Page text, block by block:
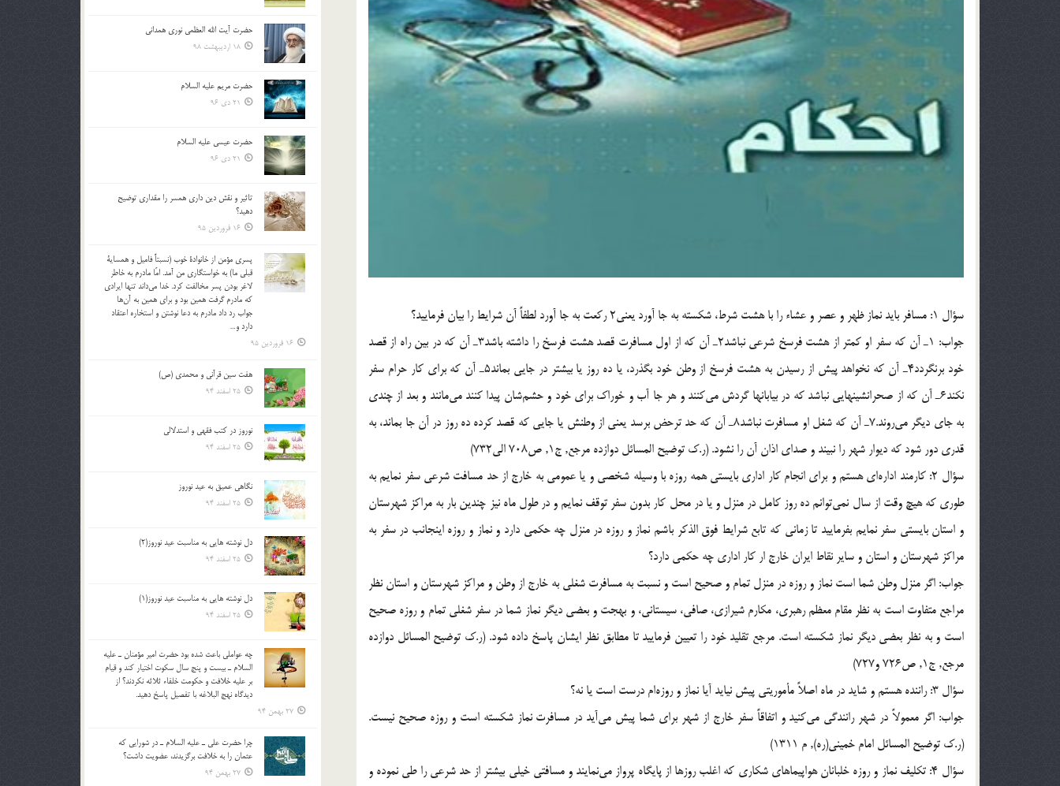
سؤال 1: مسافر بايد نماز ظهر و عصر و عشاء را با هشت شرط، شكسته به جا آورد يعني2 ركعت به جا آورد لطفاً آن شرايط را بيان فرماييد؟
جواب: 1ـ آن كه سفر او كمتر از هشت فرسخ شرعي نباشد2ـ آن كه از اول مسافرت قصد هشت فرسخ را داشته باشد3ـ آن كه در بين راه از قصد
خود برنگردد4ـ آن كه نخواهد پيش از رسيدن به هشت فرسخ از وطن خود بگذرد، يا ده روز يا بيشتر در جايي بماند5ـ آن كه براي كار حرام سفر
نكند6ـ آن كه از صحرانشينهايي نباشد كه در بيابانها گردش مي‌كنند و هر جا آب و خوراك براي خود و حشم‌شان پيدا كنند مي‌مانند و بعد از چندي
به جاي ديگر مي‌روند.7ـ آن كه شغل او مسافرت نباشد8ـ آن كه حد ترحض برسد يعني از وطنش يا جايي كه قصد كرده ده روز در آن جا بماند، به
قدري دور شود كه ديوار شهر را نبيند و صداي اذان آن را نشود. (ر.ک توضيح المسائل دوازده مرجع, ج1, ص708 الي732)
سؤال 2: كارمند اداره‌اي هستم و براي انجام كار اداري بايستي همه روزه با وسيله شخصي و يا عمومي به خارج از حد مسافت شرعي سفر نمايم به
طوري كه هيچ وقت از سال نمي‌توانم ده روز كامل در منزل و يا در محل كار بدون سفر توقف نمايم و در طول ماه نيز چندين بار به مراكز شهرستان
و استان بايستي سفر نمايم بفرماييد تا زماني كه تابع شرايط فوق الذكر باشم نماز و روزه در منزل چه حكمي‌ دارد و نماز و روزه اينجانب در سفر به
مراكز شهرستان و استان و ساير نقاط ايران خارج ار كار اداري چه حكمي دارد؟
جواب: اگر منزل وطن شما است نماز و روزه در منزل تمام و صحيح است و نسبت به مسافرت شغلي به خارج از وطن و مراكز شهرستان و استان نظر
مراجع متفاوت است به نظر مقام معظم رهبري، مكارم شيرازي، صافي، سيستاني، و بهجت و بعضي ديگر نماز شما در سفر شغلي تمام و روزه صحيح
است و به نظر بعضي ديگر نماز شكسته است. مرجع تقليد خود را تعيين فرماييد تا مطابق نظر ايشان پاسخ داده شود. (ر.ک توضيح المسائل دوازده
مرجع, ج1, ص726 و727)
سؤال 3: راننده هستم و شايد در ماه اصلاً مأموريتي پيش نيايد آيا نماز و روزه‌ام درست است يا نه؟
جواب: اگر معمولاً در شهر رانندگي مي‌كنيد و اتفاقاً سفر خارج از شهر براي شما پيش مي‌آيد در مسافرت نماز شكسته است و روزه صحيح نيست.
(ر.ک توضيح المسائل امام خميني(ره), م 1311)
سؤال 4: تكليف نماز و روزه خلبانان هواپيماهاي شكاري كه اغلب روزها از پايگاه پرواز مي‌نمايند و مسافتي خيلي بيشتر از حد شرعي را طي نموده و
حضرت آیت الله العظمی نوری همدانی
18 اردیبهشت 98
حضرت مریم علیه السلام
21 دی 96
حضرت عیسی علیه السلام
21 دی 96
تاثير و نقش دين داري همسر را مقداري توضيح
دهيد؟
16 فروردین 95
پسري مؤمن از خانوادة خوب (نسبتاً فاميل و همساية
قبلي ما) به خواستگاري من آمد. امّا مادرم به خاطر
لاغر بودن پسر مخالفت كرد. خدا مي‌داند تنها ايرادي
كه مادرم گرفت همين بود و براي همين به آن‌ها
جواب رد داد مادرم به دعا نوشتن و استخاره اعتقاد
دارد و…
16 فروردین 95
هفت سین قرآنی و محمدی (ص)
25 اسفند 94
نوروز در كتب فقهى و استدلالى‏
25 اسفند 94
نگاهى عميق به عيد نوروز
25 اسفند 94
دل نوشته هایی به مناسبت عید نوروز(2)
25 اسفند 94
دل نوشته هایی به مناسبت عید نوروز(1)
25 اسفند 94
چه عواملي باعث شده بود حضرت امير مؤمنان ـ عليه
السلام ـ بيست و پنج سال سکوت اختيار کند و قيام
بر عليه خلافت و حکومت خلفاء ثلاثه نکردند؟ از
ديدگاه نهج البلاغه با تفصيل پاسخ دهيد.
27 بهمن 94
چرا حضرت علي ـ عليه السلام ـ در شورايي كه
عثمان را به خلافت برگزيدند، عضويت داشت؟
27 بهمن 94